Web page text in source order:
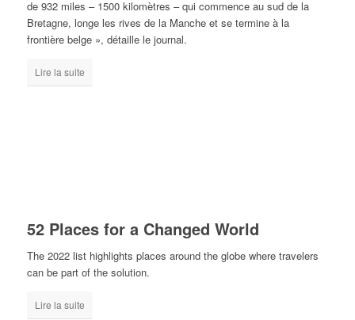
de 932 miles – 1500 kilomètres – qui commence au sud de la
Bretagne, longe les rives de la Manche et se termine à la
frontière belge », détaille le journal.
Lire la suite
52 Places for a Changed World
The 2022 list highlights places around the globe where travelers
can be part of the solution.
Lire la suite